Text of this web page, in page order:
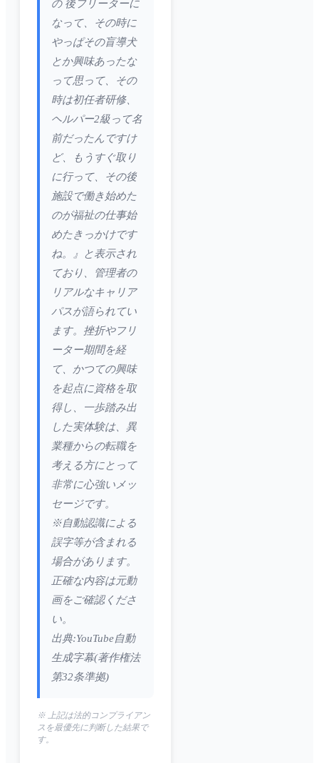
の 後フリーターに
なって、その時に
やっぱその盲導犬
とか興味あったな
って思って、その
時は初任者研修、
ヘルパー2級って名
前だったんですけ
ど、もうすぐ取り
に行って、その後
施設で働き始めた
のが福祉の仕事始
めたきっかけです
ね。』と表示され
ており、管理者の
リアルなキャリア
パスが語られてい
ます。挫折やフリ
ーター期間を経
て、かつての興味
を起点に資格を取
得し、一歩踏み出
した実体験は、異
業種からの転職を
考える方にとって
非常に心強いメッ
セージです。
※自動認識による
誤字等が含まれる
場合があります。
正確な内容は元動
画をご確認くださ
い。
出典:YouTube自動
生成字幕(著作権法
第32条準拠)
※ 上記は法的コンプライアン
スを最優先に判断した結果で
す。